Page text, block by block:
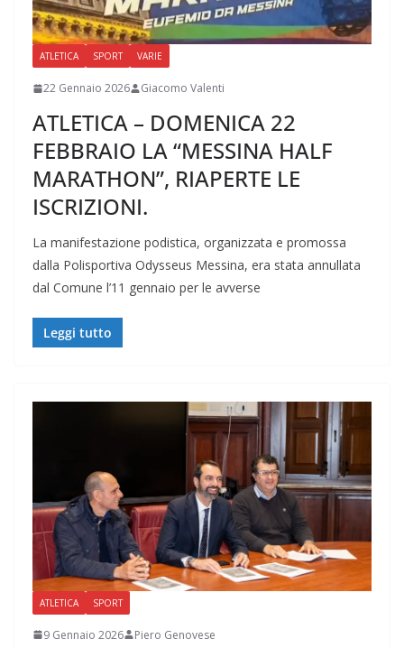
ATLETICA SPORT VARIE
22 Gennaio 2026 Giacomo Valenti
ATLETICA – DOMENICA 22
FEBBRAIO LA “MESSINA HALF
MARATHON”, RIAPERTE LE
ISCRIZIONI.
La manifestazione podistica, organizzata e promossa
dalla Polisportiva Odysseus Messina, era stata annullata
dal Comune l’11 gennaio per le avverse
Leggi tutto
ATLETICA SPORT
9 Gennaio 2026 Piero Genovese